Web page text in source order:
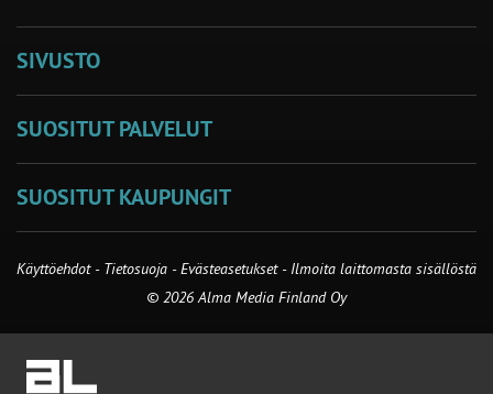
SIVUSTO
SUOSITUT PALVELUT
SUOSITUT KAUPUNGIT
Käyttöehdot - Tietosuoja -Evästeasetukset- Ilmoita laittomasta sisällöstä
© 2026 Alma Media Finland Oy